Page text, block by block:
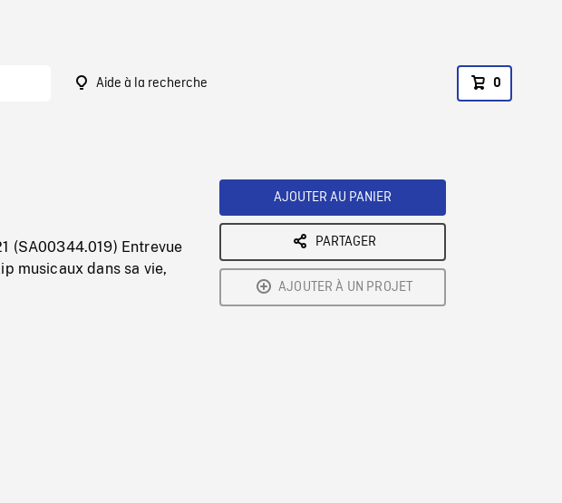
Aide à la recherche 0
(SA00344.019) Entrevue
musicaux dans sa vie,
AJOUTER AU PANIER
PARTAGER
AJOUTER À UN PROJET